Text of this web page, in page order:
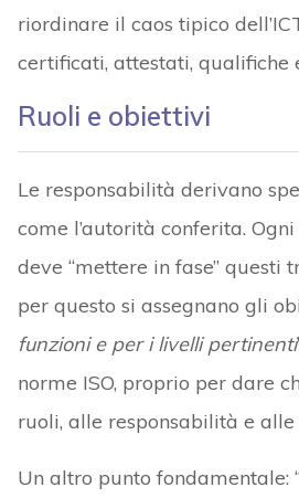
riordinare il caos tipico
certificati, attestati, qualifiche
Ruoli e obiettivi
Le responsabilità derivano
come l’autorità conferita.
deve “mettere in fase” questi
per questo si assegnano gli
funzioni e per i livelli pertinenti
norme ISO, proprio per dare
ruoli, alle responsabilità e
Un altro punto fondamentale: “